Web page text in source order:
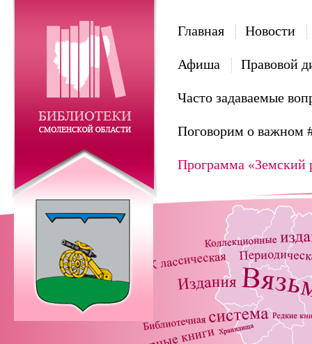
Главная Новости
Афиша Правовой
Часто задаваемые
Поговорим о важном
Программа «Земский